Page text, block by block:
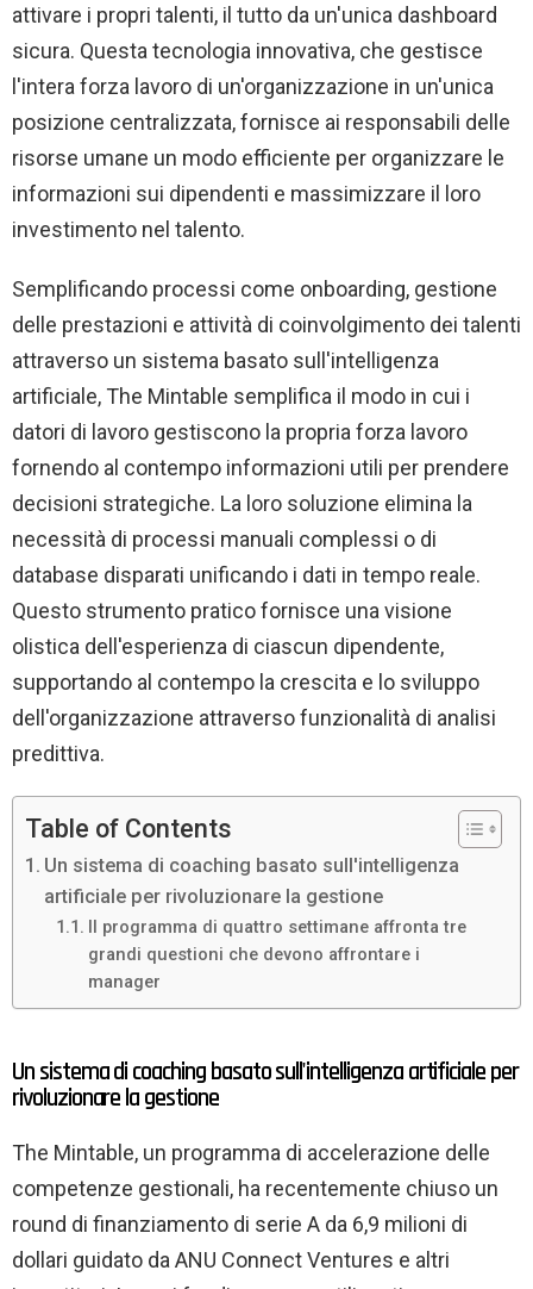
attivare i propri talenti, il tutto da un'unica dashboard
sicura. Questa tecnologia innovativa, che gestisce
l'intera forza lavoro di un'organizzazione in un'unica
posizione centralizzata, fornisce ai responsabili delle
risorse umane un modo efficiente per organizzare le
informazioni sui dipendenti e massimizzare il loro
investimento nel talento.
Semplificando processi come onboarding, gestione
delle prestazioni e attività di coinvolgimento dei talenti
attraverso un sistema basato sull'intelligenza
artificiale, The Mintable semplifica il modo in cui i
datori di lavoro gestiscono la propria forza lavoro
fornendo al contempo informazioni utili per prendere
decisioni strategiche. La loro soluzione elimina la
necessità di processi manuali complessi o di
database disparati unificando i dati in tempo reale.
Questo strumento pratico fornisce una visione
olistica dell'esperienza di ciascun dipendente,
supportando al contempo la crescita e lo sviluppo
dell'organizzazione attraverso funzionalità di analisi
predittiva.
Table of Contents
Un sistema di coaching basato sull'intelligenza
artificiale per rivoluzionare la gestione
Il programma di quattro settimane affronta tre
grandi questioni che devono affrontare i
manager
Un sistema di coaching basato sull'intelligenza artificiale per
rivoluzionare la gestione
The Mintable, un programma di accelerazione delle
competenze gestionali, ha recentemente chiuso un
round di finanziamento di serie A da 6,9 milioni di
dollari guidato da ANU Connect Ventures e altri